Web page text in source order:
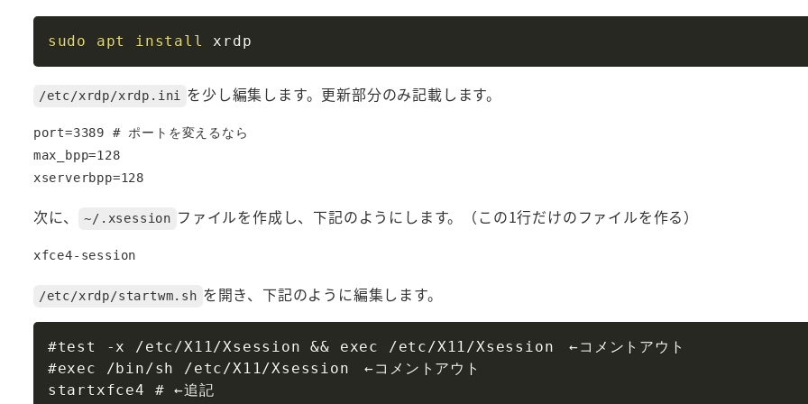
sudo apt install
/etc/xrdp/xrdp.ini を少し編集します。更新部分のみ記載します。
port=3389 # ポートを変えるなら
max_bpp=128
次に、 ~/.xsession ファイルを作成し、下記のようにします。（この1行だけのファイルを作る）
/etc/xrdp/startwm.sh を開き、下記のように編集します。
#test -x /etc/X11/Xsession && exec /etc/X11/Xsession　←コメントアウト
#exec /bin/sh /etc/X11/Xsession　←コメントアウト